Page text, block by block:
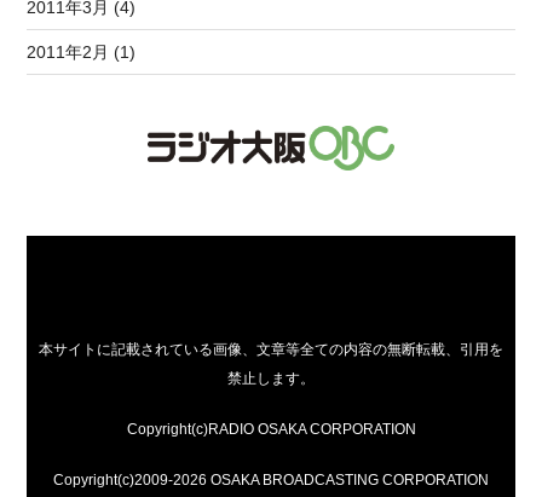
2011年3月 (4)
2011年2月 (1)
本サイトに記載されている画像、文章等全ての内容の無断転載、引用を
禁止します。
Copyright(c)RADIO OSAKA CORPORATION
Copyright(c)2009-2026 OSAKA BROADCASTING CORPORATION